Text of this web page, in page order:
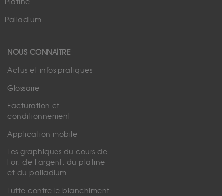
Platine
Palladium
NOUS CONNAÎTRE
Actus et infos pratiques
Glossaire
Facturation et
conditionnement
Application mobile
Les graphiques du cours de
l'or, de l'argent, du platine
et du palladium
Lutte contre le blanchiment